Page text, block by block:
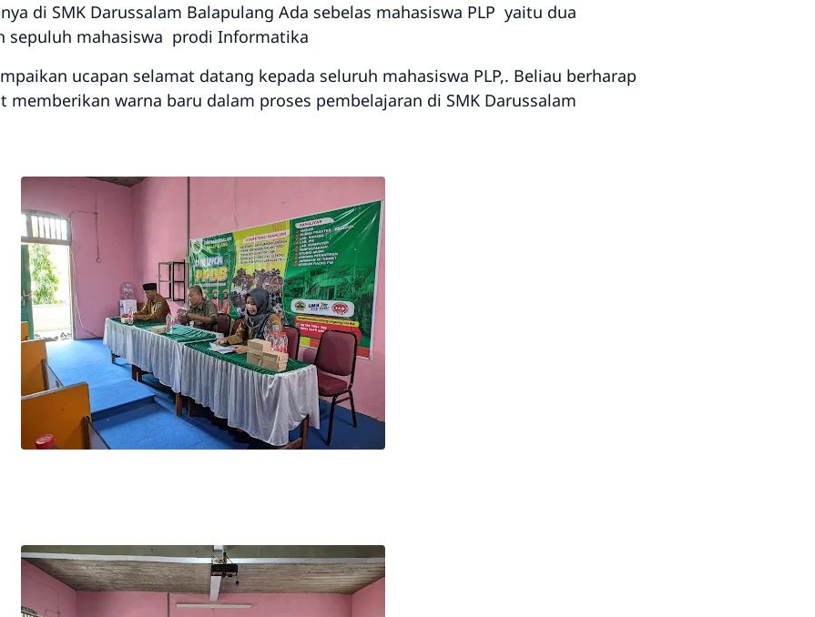
di SMK Darussalam Balapulang Ada sebelas mahasiswa PLP yaitu dua
sepuluh mahasiswa prodi Informatika
ucapan selamat datang kepada seluruh mahasiswa PLP,. Beliau berharap
memberikan warna baru dalam proses pembelajaran di SMK Darussalam